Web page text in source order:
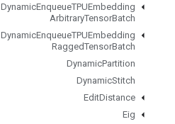
DynamicEnqueueTPUEmbedding
ArbitraryTensorBatch
DynamicEnqueueTPUEmbedding
RaggedTensorBatch
DynamicPartition
DynamicStitch
EditDistance
Eig